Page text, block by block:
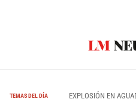
TEMAS DEL DÍA EXPLOSIÓN EN